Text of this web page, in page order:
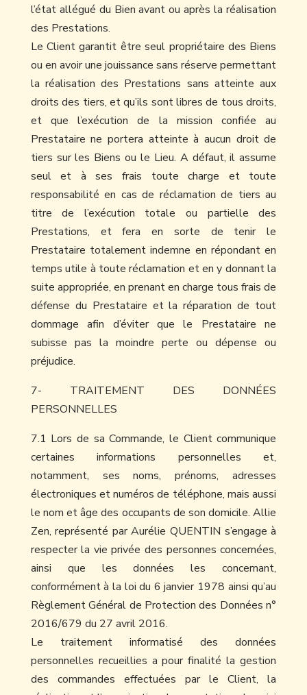
l’état allégué du Bien avant ou après la réalisation
des Prestations.
Le Client garantit être seul propriétaire des Biens
ou en avoir une jouissance sans réserve permettant
la réalisation des Prestations sans atteinte aux
droits des tiers, et qu’ils sont libres de tous droits,
et que l’exécution de la mission confiée au
Prestataire ne portera atteinte à aucun droit de
tiers sur les Biens ou le Lieu. A défaut, il assume
seul et à ses frais toute charge et toute
responsabilité en cas de réclamation de tiers au
titre de l’exécution totale ou partielle des
Prestations, et fera en sorte de tenir le
Prestataire totalement indemne en répondant en
temps utile à toute réclamation et en y donnant la
suite appropriée, en prenant en charge tous frais de
défense du Prestataire et la réparation de tout
dommage afin d’éviter que le Prestataire ne
subisse pas la moindre perte ou dépense ou
préjudice.
7- TRAITEMENT DES DONNÉES
PERSONNELLES
7.1 Lors de sa Commande, le Client communique
certaines informations personnelles et,
notamment, ses noms, prénoms, adresses
électroniques et numéros de téléphone, mais aussi
le nom et âge des occupants de son domicile. Allie
Zen, représenté par Aurélie QUENTIN s’engage à
respecter la vie privée des personnes concernées,
ainsi que les données les concernant,
conformément à la loi du 6 janvier 1978 ainsi qu’au
Règlement Général de Protection des Données n°
2016/679 du 27 avril 2016.
Le traitement informatisé des données
personnelles recueillies a pour finalité la gestion
des commandes effectuées par le Client, la